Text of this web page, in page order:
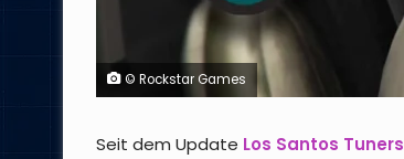
© Rockstar Games
Seit dem Update Los Santos Tuners